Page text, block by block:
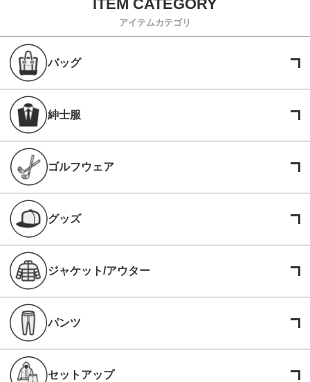
アイテムカテゴリ
バッグ
紳士服
ゴルフウェア
グッズ
ジャケット/アウター
パンツ
セットアップ